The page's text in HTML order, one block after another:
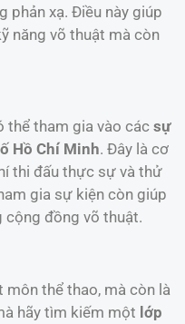
phản xạ. Điều này giúp
năng võ thuật mà còn
thể tham gia vào các sự
Hồ Chí Minh. Đây là cơ
thi đấu thực sự và thử
gia sự kiện còn giúp
cộng đồng võ thuật.
thể thao, mà còn là
hãy tìm kiếm một lớp